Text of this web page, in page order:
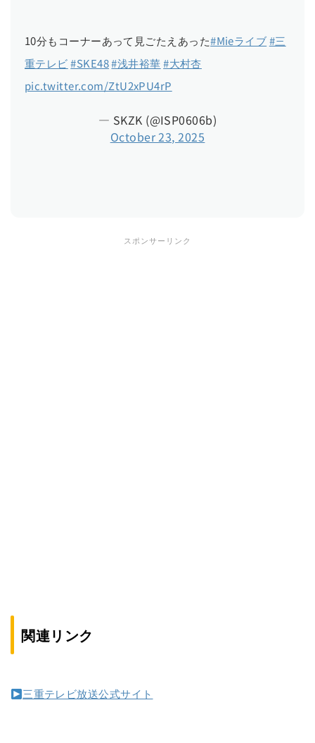
10分もコーナーあって見ごたえあった#Mieライブ#三
重テレビ #SKE48#浅井裕華#大村杏
pic.twitter.com/ZtU2xPU4rP
— SKZK (@ISP0606b)
October 23, 2025
スポンサーリンク
関連リンク
三重テレビ放送公式サイト